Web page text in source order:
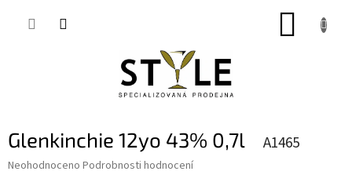
Glenkinchie 12yo 43% 0,7l A1465
Průměrné
Neohodnoceno Podrobnosti hodnocení